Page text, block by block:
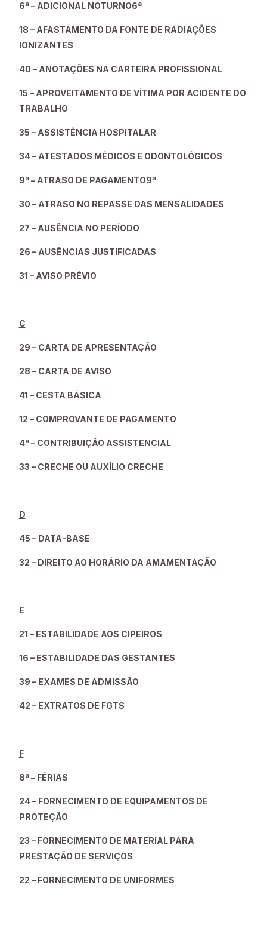
6ª – ADICIONAL NOTURNO6ª
18 – AFASTAMENTO DA FONTE DE RADIAÇÕES
IONIZANTES
40 – ANOTAÇÕES NA CARTEIRA PROFISSIONAL
15 – APROVEITAMENTO DE VÍTIMA POR ACIDENTE DO
TRABALHO
35 – ASSISTÊNCIA HOSPITALAR
34 – ATESTADOS MÉDICOS E ODONTOLÓGICOS
9ª – ATRASO DE PAGAMENTO9ª
30 – ATRASO NO REPASSE DAS MENSALIDADES
27 – AUSÊNCIA NO PERÍODO
26 – AUSÊNCIAS JUSTIFICADAS
31 – AVISO PRÉVIO
C
29 – CARTA DE APRESENTAÇÃO
28 – CARTA DE AVISO
41 – CESTA BÁSICA
12 – COMPROVANTE DE PAGAMENTO
4ª – CONTRIBUIÇÃO ASSISTENCIAL
33 – CRECHE OU AUXÍLIO CRECHE
D
45 – DATA-BASE
32 – DIREITO AO HORÁRIO DA AMAMENTAÇÃO
E
21 – ESTABILIDADE AOS CIPEIROS
16 – ESTABILIDADE DAS GESTANTES
39 – EXAMES DE ADMISSÃO
42 – EXTRATOS DE FGTS
F
8ª – FÉRIAS
24 – FORNECIMENTO DE EQUIPAMENTOS DE
PROTEÇÃO
23 – FORNECIMENTO DE MATERIAL PARA
PRESTAÇÃO DE SERVIÇOS
22 – FORNECIMENTO DE UNIFORMES